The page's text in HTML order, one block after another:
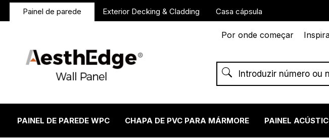
Painel de parede Exterior Decking & Cladding Casa cápsula
Por onde começar
PAINEL DE PAREDE WPC CHAPA DE PVC PARA MÁRMORE PAINEL